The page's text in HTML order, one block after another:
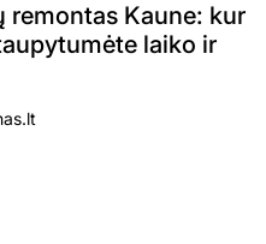
Kaune: kur
laiko ir